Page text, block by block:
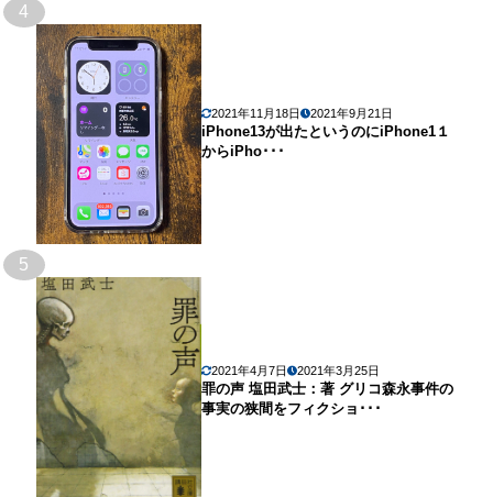
4
2021年11月18日 2021年9月21日
iPhone13が出たというのにiPhone1１
からiPho･･･
5
2021年4月7日 2021年3月25日
罪の声 塩田武士：著 グリコ森永事件の
事実の狭間をフィクショ･･･